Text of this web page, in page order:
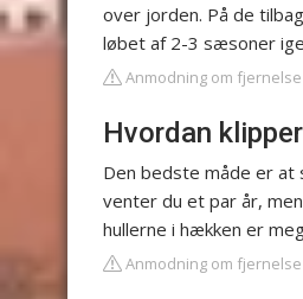
over jorden. På de
løbet af 2-3 sæsoner
Anmodning om fjernelse
Hvordan
Den bedste måde er
venter du et par år,
hullerne i hækken er
Anmodning om fjernelse